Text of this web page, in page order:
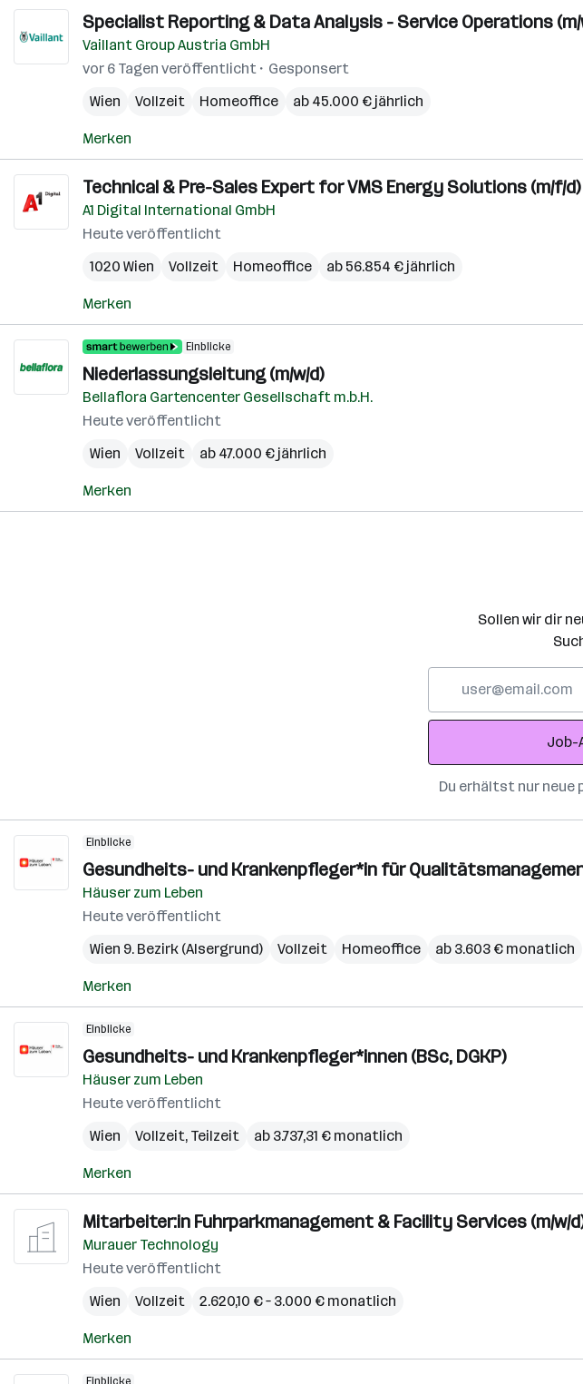
Specialist Reporting & Data Analysis - Service Operations (m/
Vaillant Group Austria GmbH
vor 6 Tagen veröffentlicht
Gesponsert
Wien
Vollzeit Homeoffice ab 45.000 € jährlich
Merken
Technical & Pre-Sales Expert for VMS Energy Solutions (m/f/d)
A1 Digital International GmbH
Heute veröffentlicht
1020 Wien
Vollzeit Homeoffice ab 56.854 € jährlich
Merken
Einblicke
Niederlassungsleitung (m/w/d)
Bellaflora Gartencenter Gesellschaft m.b.H.
Heute veröffentlicht
Wien
Vollzeit ab 47.000 € jährlich
Merken
Sollen wir dir
Adresse
Job-
Du erhältst nur neue
Einblicke
Gesundheits- und Krankenpfleger*in für
Häuser zum Leben
Heute veröffentlicht
Wien 9. Bezirk (Alsergrund)
Vollzeit Homeoffice ab 3.603 € monatlich
Merken
Einblicke
Gesundheits- und Krankenpfleger*innen (BSc, DGKP)
Häuser zum Leben
Heute veröffentlicht
Wien
Vollzeit, Teilzeit ab 3.737,31 € monatlich
Merken
Mitarbeiter:in Fuhrparkmanagement & Facility Services (m/w/
Murauer Technology
Heute veröffentlicht
Wien
Vollzeit 2.620,10 € – 3.000 € monatlich
Merken
Einblicke